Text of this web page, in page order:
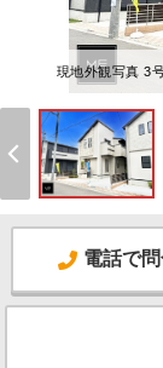
現地外観写真 3
電話で